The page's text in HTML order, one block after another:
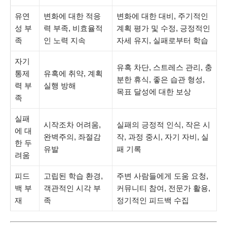
유연
성 부
족
변화에 대한 적응
력 부족, 비효율적
인 노력 지속
변화에 대한 대비, 주기적인
계획 평가 및 수정, 긍정적인
자세 유지, 실패로부터 학습
자기
통제
력 부
족
유혹에 취약, 계획
실행 방해
유혹 차단, 스트레스 관리, 충
분한 휴식, 좋은 습관 형성,
목표 달성에 대한 보상
실패
에 대
한 두
려움
시작조차 어려움,
완벽주의, 좌절감
유발
실패의 긍정적 인식, 작은 시
작, 과정 중시, 자기 자비, 실
패 기록
피드
백 부
재
고립된 학습 환경,
객관적인 시각 부
족
주변 사람들에게 도움 요청,
커뮤니티 참여, 전문가 활용,
정기적인 피드백 수집